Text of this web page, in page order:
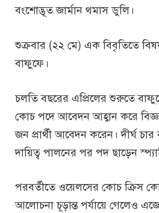
বংশোদ্ভূত জার্মান থমাস ডুলি।
শুক্রবার (২২ মে) এক বিবৃতিতে
বাফুফে।
চলতি বছরের এপ্রিলের শুরুতে
কোচ পদে আবেদন আহ্বান করে
জন প্রার্থী আবেদন করেন। দীর্ঘ
দায়িত্ব পালনের পর পদ ছাড়েন
পরবর্তীতে ওয়েলসের কোচ ক্রিস
আলোচনা চূড়ান্ত পর্যায়ে গেলেও